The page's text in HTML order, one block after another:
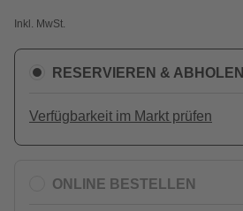
Inkl. MwSt.
RESERVIEREN & ABHOLEN
Verfügbarkeit im Markt prüfen
ONLINE BESTELLEN